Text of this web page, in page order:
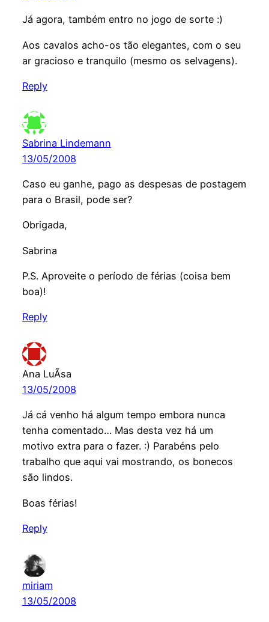
Já agora, também entro no jogo de sorte :)
Aos cavalos acho-os tão elegantes, com o seu
ar gracioso e tranquilo (mesmo os selvagens).
Reply
Sabrina Lindemann
13/05/2008
Caso eu ganhe, pago as despesas de postagem
para o Brasil, pode ser?
Obrigada,
Sabrina
P.S. Aproveite o período de férias (coisa bem
boa)!
Reply
Ana LuÃ­sa
13/05/2008
Já cá venho há algum tempo embora nunca
tenha comentado… Mas desta vez há um
motivo extra para o fazer. :) Parabéns pelo
trabalho que aqui vai mostrando, os bonecos
são lindos.
Boas férias!
Reply
miriam
13/05/2008